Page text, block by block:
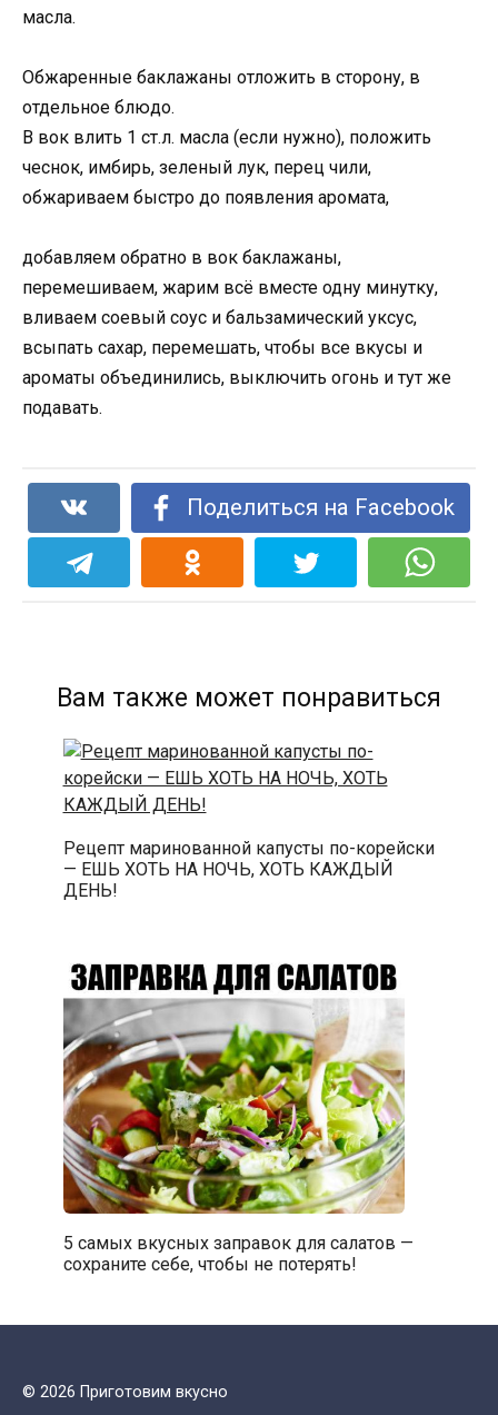
масла.
Обжаренные баклажаны отложить в сторону, в
отдельное блюдо.
В вок влить 1 ст.л. масла (если нужно), положить
чеснок, имбирь, зеленый лук, перец чили,
обжариваем быстро до появления аромата,
добавляем обратно в вок баклажаны,
перемешиваем, жарим всё вместе одну минутку,
вливаем соевый соус и бальзамический уксус,
всыпать сахар, перемешать, чтобы все вкусы и
ароматы объединились, выключить огонь и тут же
подавать.
Поделиться на Facebook
Вам также может понравиться
Рецепт маринованной капусты по-корейски
— ЕШЬ ХОТЬ НА НОЧЬ, ХОТЬ КАЖДЫЙ
ДЕНЬ!
5 самых вкусных заправок для салатов —
сохраните себе, чтобы не потерять!
© 2026 Приготовим вкусно